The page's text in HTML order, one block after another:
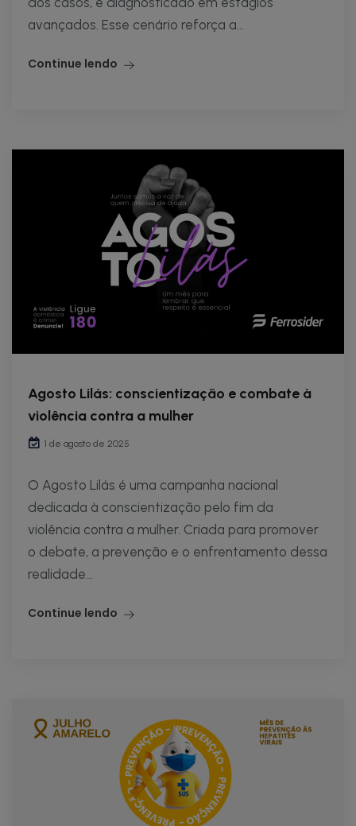
avançados. Esse cenário reforça a...
Continue lendo
Agosto Lilás: conscientização e combate à
violência contra a mulher
1 de agosto de 2025
O Agosto Lilás é uma campanha nacional
dedicada à conscientização pelo fim da
violência contra a mulher. Criada para promover
o debate, a prevenção e o enfrentamento dessa
realidade...
Continue lendo